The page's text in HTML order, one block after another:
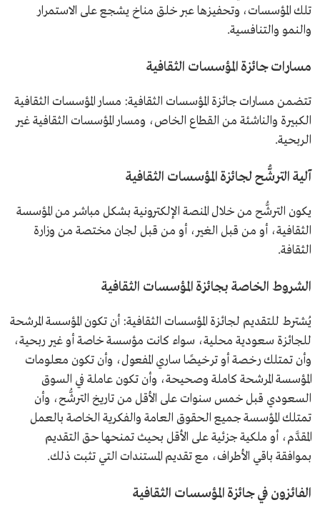
تلك المؤسسات، وتحفيزها عبر خلق مناخ يشجع على الاستمرار
والنمو والتنافسية.
مسارات جائزة المؤسسات الثقافية
تتضمن مسارات جائزة المؤسسات الثقافية: مسار المؤسسات الثقافية
الكبيرة والناشئة من القطاع الخاص، ومسار المؤسسات الثقافية غير
الربحية.
آلية الترشُّح لجائزة المؤسسات الثقافية
يكون الترشُّح من خلال المنصة الإلكترونية بشكل مباشر من المؤسسة
الثقافية، أو من قبل الغير، أو من قبل لجان مختصة من وزارة
الثقافة.
الشروط الخاصة بجائزة المؤسسات الثقافية
يُشترط للتقديم لجائزة المؤسسات الثقافية: أن تكون المؤسسة المرشحة
للجائزة سعودية محلية، سواء كانت مؤسسة خاصة أو غير ربحية،
وأن تمتلك رخصة أو ترخيصًا ساري المفعول، وأن تكون معلومات
المؤسسة المرشحة كاملة وصحيحة، وأن تكون عاملة في السوق
السعودي قبل خمس سنوات على الأقل من تاريخ الترشُّح، وأن
تمتلك المؤسسة جميع الحقوق العامة والفكرية الخاصة بالعمل
المقدَّم، أو ملكية جزئية على الأقل بحيث تمنحها حق التقديم
بموافقة باقي الأطراف، مع تقديم المستندات التي تثبت ذلك.
الفائزون في جائزة المؤسسات الثقافية